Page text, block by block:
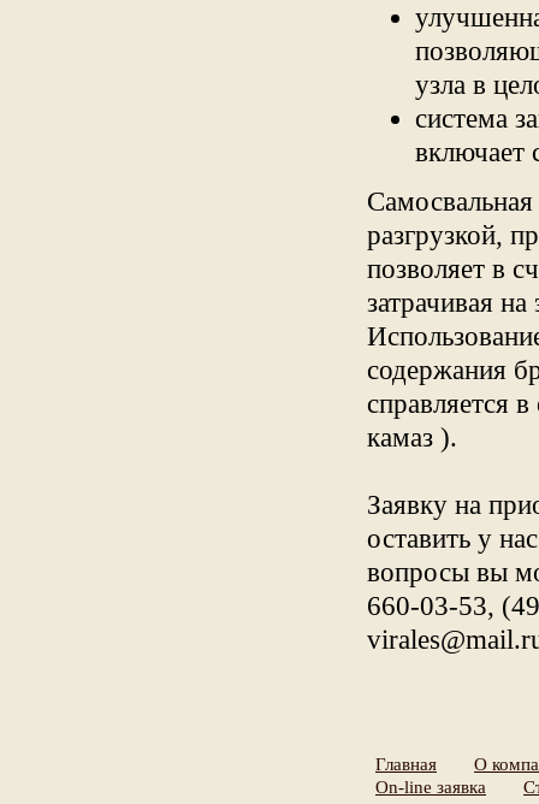
узла в
система
включает
разгрузкой,
позволяет в
затрачивая
содержания
справляется
камаз ).
Заявку на
оставить у
вопросы вы
660-03-53,
Главная
О
On-line заявка